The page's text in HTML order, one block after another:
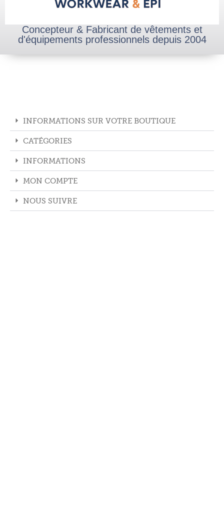
Concepteur & Fabricant de vêtements et
d'équipements professionnels depuis 2004
INFORMATIONS SUR VOTRE BOUTIQUE
CATÉGORIES
INFORMATIONS
MON COMPTE
NOUS SUIVRE